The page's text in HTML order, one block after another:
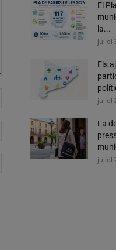
El
la...
juliol
Els
juliol
La
juliol